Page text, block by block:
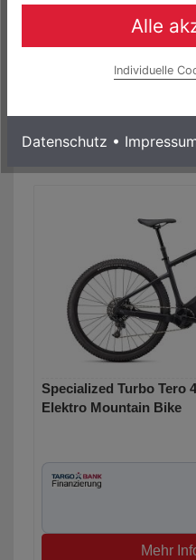
Mehr
Specialized Turbo Tero
Elektro Mountain Bike
Mehr
Alle
Individuelle
Datenschutz •